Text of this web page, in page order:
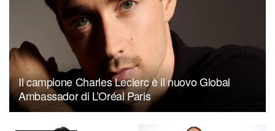
Il campione Charles Leclerc è il nuovo Global
Ambassador di L’Oréal Paris